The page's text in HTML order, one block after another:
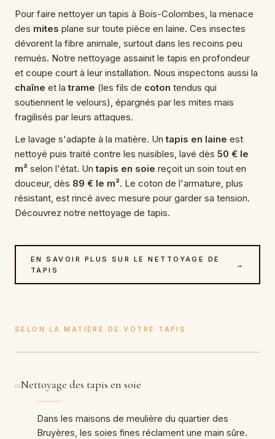
Pour faire nettoyer un tapis à Bois-Colombes, la menace
des mites plane sur toute pièce en laine. Ces insectes
dévorent la fibre animale, surtout dans les recoins peu
remués. Notre nettoyage assainit le tapis en profondeur
et coupe court à leur installation. Nous inspectons aussi la
chaîne et latrame (les fils de coton tendus qui
soutiennent le velours), épargnés par les mites mais
fragilisés par leurs attaques.
Le lavage s'adapte à la matière. Untapis en laine est
nettoyé puis traité contre les nuisibles, lavé dès 50 € le
m² selon l'état. Untapis en soie reçoit un soin tout en
douceur, dès 89 € le m². Le coton de l'armature, plus
résistant, est rincé avec mesure pour garder sa tension.
Découvrez notre nettoyage de tapis.
EN SAVOIR PLUS SUR LE NETTOYAGE DE
TAPIS
→
SELON LA MATIÈRE DE VOTRE TAPIS
01Nettoyage des tapis en soie
Dans les maisons de meulière du quartier des
Bruyères, les soies fines réclament une main sûre.